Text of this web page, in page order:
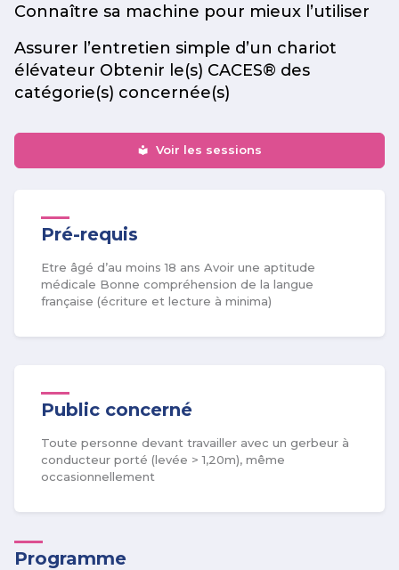
Connaître sa machine pour mieux l’utiliser
Assurer l’entretien simple d’un chariot
élévateur Obtenir le(s) CACES® des
catégorie(s) concernée(s)
Voir les sessions
Pré-requis
Etre âgé d’au moins 18 ans Avoir une aptitude
médicale Bonne compréhension de la langue
française (écriture et lecture à minima)
Public concerné
Toute personne devant travailler avec un gerbeur à
conducteur porté (levée > 1,20m), même
occasionnellement
Programme